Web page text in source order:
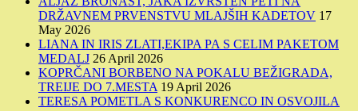
DRŽAVNEM PRVENSTVU MLAJŠIH KADETOV 17
May 2026
LIANA IN IRIS ZLATI,EKIPA PA S CELIM PAKETOM
MEDALJ 26 April 2026
KOPRČANI BORBENO NA POKALU BEŽIGRADA,
TREIJE DO 7.MESTA 19 April 2026
TERESA POMETLA S KONKURENCO IN OSVOJILA